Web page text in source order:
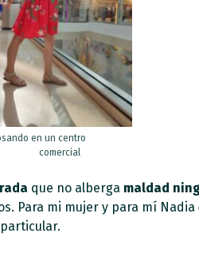
en un centro
comercial
que no alberga maldad
Para mi mujer y para mí Nadia